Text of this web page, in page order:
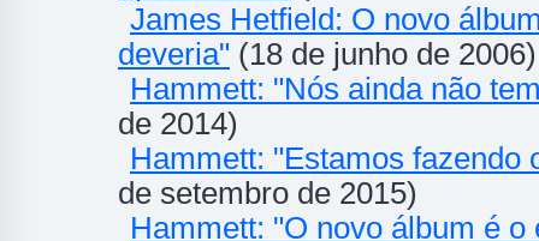
James Hetfield: O novo
deveria" (18 de junho de 2006)
Hammett: "Nós ainda não
de 2014)
Hammett: "Estamos fazendo
de setembro de 2015)
Hammett: "O novo álbum é